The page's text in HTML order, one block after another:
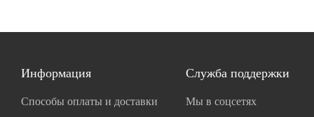
Информация
Способы оплаты и доставки
Служба поддержки
Мы в соцсетях